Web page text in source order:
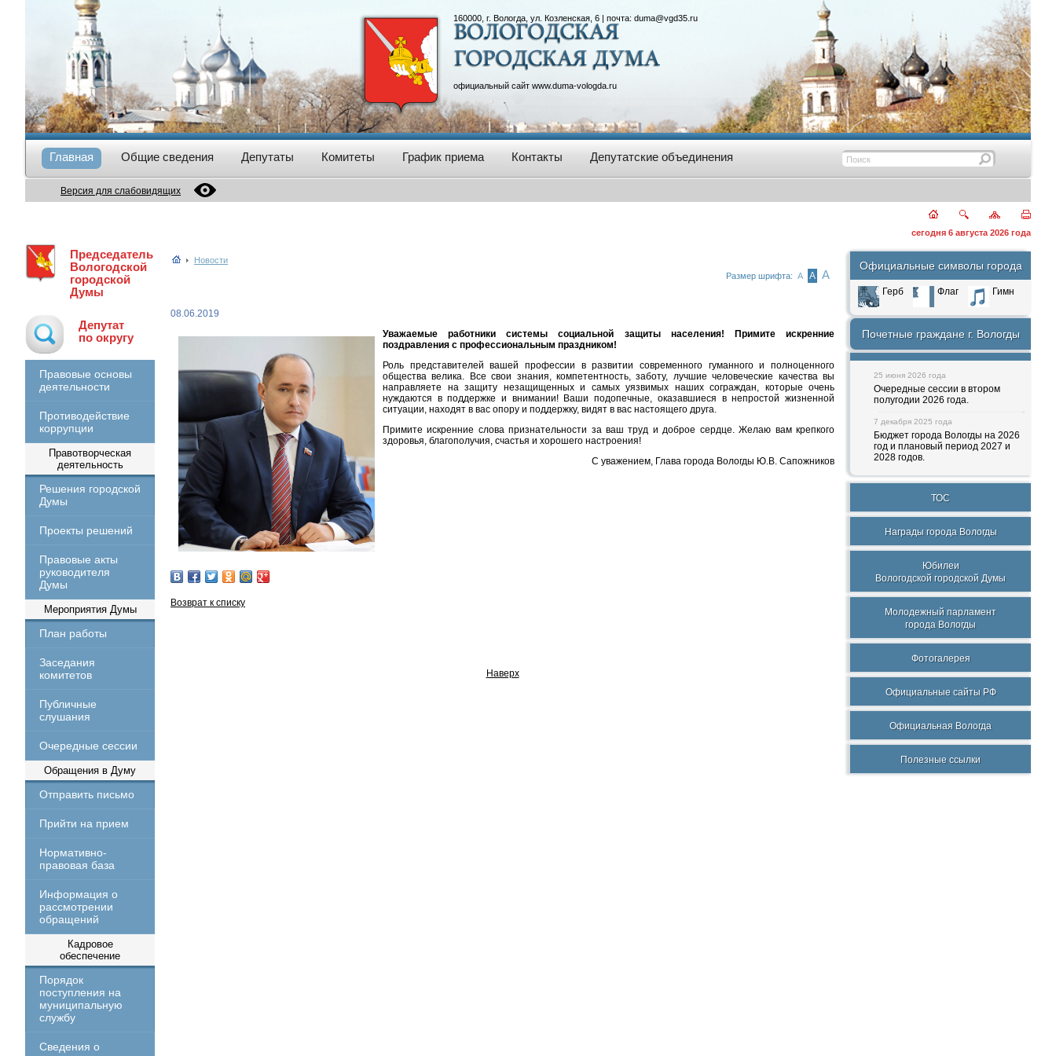
160000, г. Вологда, ул. Козленская, 6 | почта: duma@vgd35.ru
официальный сайт www.duma-vologda.ru
Главная Общие сведения Депутаты Комитеты График приема Контакты Депутатские объединения
Версия для слабовидящих
сегодня 6 августа 2026 года
Председатель
Вологодской
городской
Думы
Депутат
по округу
Правовые основы
деятельности
Противодействие
коррупции
Правотворческая
деятельность
Решения городской
Думы
Проекты решений
Правовые акты
руководителя
Думы
Мероприятия Думы
План работы
Заседания
комитетов
Публичные
слушания
Очередные сессии
Обращения в Думу
Отправить письмо
Прийти на прием
Нормативно-
правовая база
Информация о
рассмотрении
обращений
Кадровое
обеспечение
Порядок
поступления на
муниципальную
службу
Сведения о
Новости
Размер шрифта: А А А
08.06.2019
Уважаемые работники системы социальной защиты населения! Примите искренние
поздравления с профессиональным праздником!
Роль представителей вашей профессии в развитии современного гуманного и полноценного
общества велика. Все свои знания, компетентность, заботу, лучшие человеческие качества вы
направляете на защиту незащищенных и самых уязвимых наших сограждан, которые очень
нуждаются в поддержке и внимании! Ваши подопечные, оказавшиеся в непростой жизненной
ситуации, находят в вас опору и поддержку, видят в вас настоящего друга.
Примите искренние слова признательности за ваш труд и доброе сердце. Желаю вам крепкого
здоровья, благополучия, счастья и хорошего настроения!
С уважением, Глава города Вологды Ю.В. Сапожников
Возврат к списку
Наверх
Официальные символы города
Герб Флаг Гимн
Почетные граждане г. Вологды
25 июня 2026 года
Очередные сессии в втором
полугодии 2026 года.
7 декабря 2025 года
Бюджет города Вологды на 2026
год и плановый период 2027 и
2028 годов.
ТОС
Награды города Вологды
Юбилеи
Вологодской городской Думы
Молодежный парламент
города Вологды
Фотогалерея
Официальные сайты РФ
Официальная Вологда
Полезные ссылки